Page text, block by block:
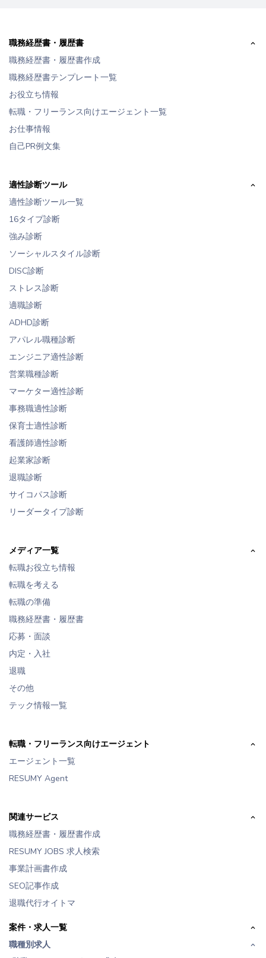
職務経歴書・履歴書
職務経歴書・履歴書作成
職務経歴書テンプレート一覧
お役立ち情報
転職・フリーランス向けエージェント一覧
お仕事情報
自己PR例文集
適性診断ツール
適性診断ツール一覧
16タイプ診断
強み診断
ソーシャルスタイル診断
DISC診断
ストレス診断
適職診断
ADHD診断
アパレル職種診断
エンジニア適性診断
営業職種診断
マーケター適性診断
事務職適性診断
保育士適性診断
看護師適性診断
起業家診断
退職診断
サイコパス診断
リーダータイプ診断
メディア一覧
転職お役立ち情報
転職を考える
転職の準備
職務経歴書・履歴書
応募・面談
内定・入社
退職
その他
テック情報一覧
転職・フリーランス向けエージェント
エージェント一覧
RESUMY Agent
関連サービス
職務経歴書・履歴書作成
RESUMY JOBS 求人検索
事業計画書作成
SEO記事作成
退職代行オイトマ
案件・求人一覧
職種別求人